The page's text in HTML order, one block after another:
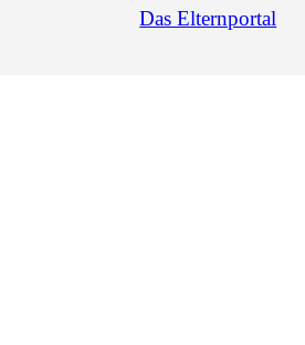
Das Elternportal